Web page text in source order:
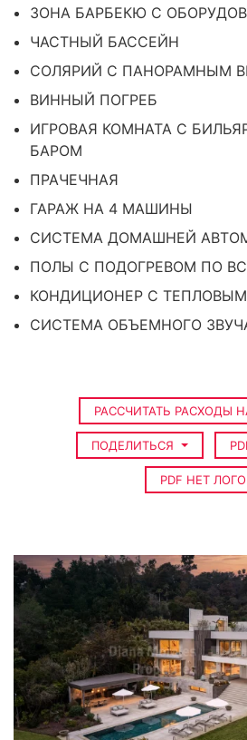
ЗОНА БАРБЕКЮ С
ЧАСТНЫЙ БАССЕЙН
СОЛЯРИЙ С ПАНОРАМНЫМ
ВИННЫЙ ПОГРЕБ
ИГРОВАЯ КОМНАТА С
БАРОМ
ПРАЧЕЧНАЯ
ГАРАЖ НА 4 МАШИНЫ
СИСТЕМА ДОМАШНЕЙ
ПОЛЫ С ПОДОГРЕВОМ ПО
КОНДИЦИОНЕР С
СИСТЕМА ОБЪЕМНОГО
РАССЧИТАТЬ РАСХОДЫ
ПОДЕЛИТЬСЯ
PDF НЕТ ЛОГО